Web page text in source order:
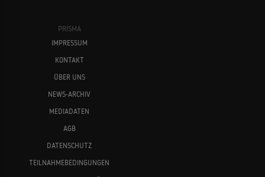
PRISMA
IMPRESSUM
KONTAKT
ÜBER UNS
NEWS-ARCHIV
MEDIADATEN
AGB
DATENSCHUTZ
TEILNAHMEBEDINGUNGEN